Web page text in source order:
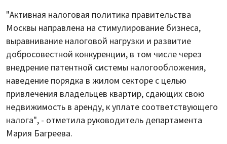
"Активная налоговая политика правительства
Москвы направлена на стимулирование бизнеса,
выравнивание налоговой нагрузки и развитие
добросовестной конкуренции, в том числе через
внедрение патентной системы налогообложения,
наведение порядка в жилом секторе с целью
привлечения владельцев квартир, сдающих свою
недвижимость в аренду, к уплате соответствующего
налога", - отметила руководитель департамента
Мария Багреева.